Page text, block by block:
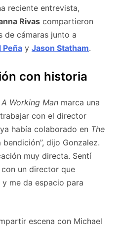
reciente entrevista,
Rivas compartieron
de cámaras junto a
Peña y Jason Statham.
con historia
A Working Man marca una
con el director
había colaborado en The
bendición”, dijo Gonzalez.
muy directa. Sentí
un director que
me da espacio para
escena con Michael